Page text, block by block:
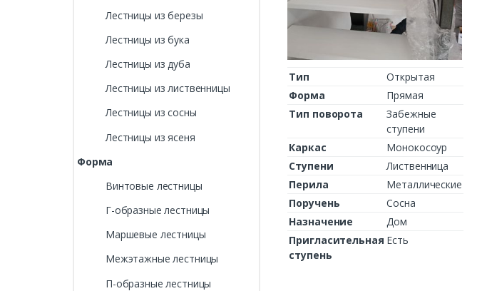
Тип
Открытая
Форма
Прямая
Тип поворота
Забежные
ступени
Каркас
Монокосоур
Ступени
Лиственница
Перила
Металлические
Поручень
Сосна
Назначение
Дом
Пригласительная
ступень
Есть
Лестницы из березы
Лестницы из бука
Лестницы из дуба
Лестницы из лиственницы
Лестницы из сосны
Лестницы из ясеня
Форма
Винтовые лестницы
Г-образные лестницы
Маршевые лестницы
Межэтажные лестницы
П-образные лестницы